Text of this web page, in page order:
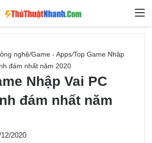
Tìm
nghệ/Game - Apps/Top Game Nhập
đám nhất năm 2020
Nhập Vai PC
đám nhất năm
2020